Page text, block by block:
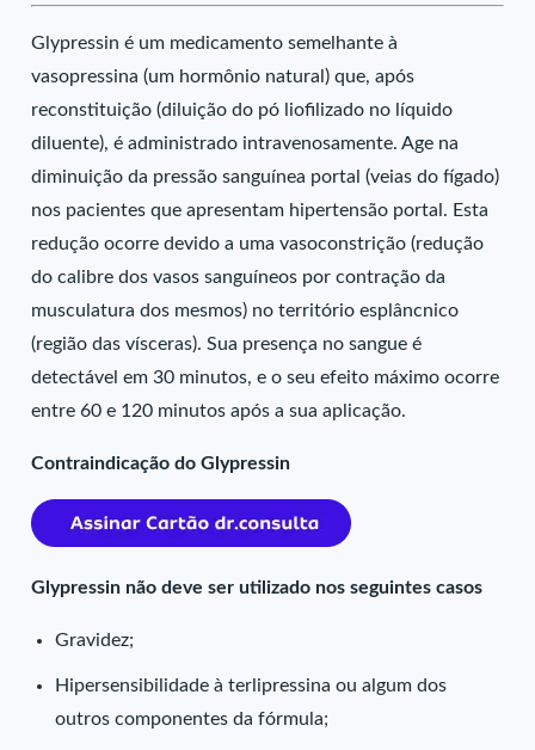
Glypressin é um medicamento semelhante à
vasopressina (um hormônio natural) que, após
reconstituição (diluição do pó liofilizado no líquido
diluente), é administrado intravenosamente. Age na
diminuição da pressão sanguínea portal (veias do fígado)
nos pacientes que apresentam hipertensão portal. Esta
redução ocorre devido a uma vasoconstrição (redução
do calibre dos vasos sanguíneos por contração da
musculatura dos mesmos) no território esplâncnico
(região das vísceras). Sua presença no sangue é
detectável em 30 minutos, e o seu efeito máximo ocorre
entre 60 e 120 minutos após a sua aplicação.
Contraindicação do Glypressin
Glypressin não deve ser utilizado nos seguintes casos
Gravidez;
Hipersensibilidade à terlipressina ou algum dos
outros componentes da fórmula;